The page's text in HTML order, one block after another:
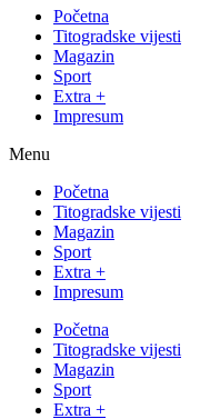
Početna
Titogradske vijesti
Magazin
Sport
Extra +
Impresum
Menu
Početna
Titogradske vijesti
Magazin
Sport
Extra +
Impresum
Početna
Titogradske vijesti
Magazin
Sport
Extra +